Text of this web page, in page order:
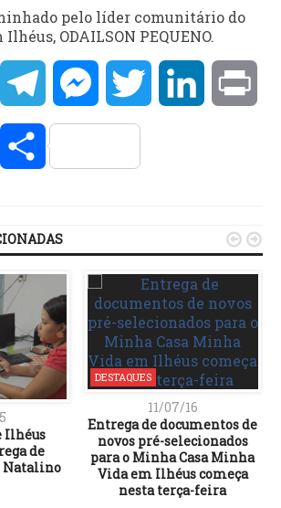
pelo líder comunitário do
ODAILSON PEQUENO.
FacebookTelegramMessengerTwitter LinkedIn
Copy Compartilhar
Ilhéus
de
Natalino
DESTAQUES
11/07/16
Entrega de documentos de
novos pré-selecionados
para o Minha Casa Minha
Vida em Ilhéus começa
nesta terça-feira
 